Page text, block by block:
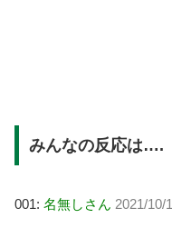
みんなの反応は….
001: 名無しさん 2021/10/